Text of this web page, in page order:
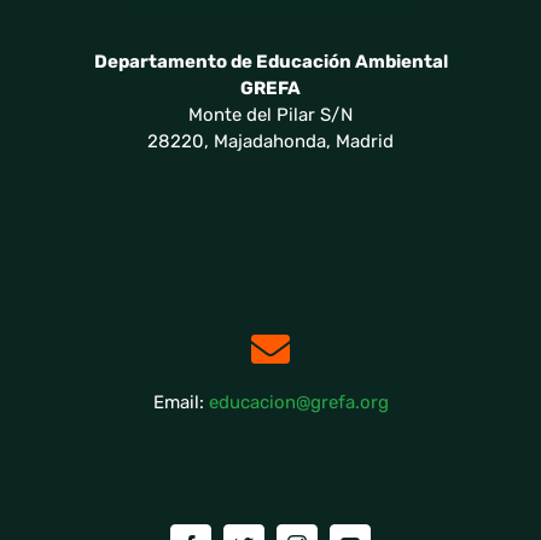
Departamento de Educación Ambiental
GREFA
Monte del Pilar S/N
28220, Majadahonda, Madrid
Email: educacion@grefa.org